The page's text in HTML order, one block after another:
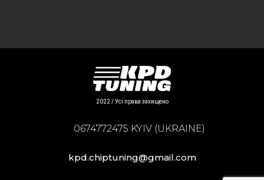
2022 / Усі права захищено
0674772475 KYIV (UKRAINE)
kpd.chiptuning@gmail.com